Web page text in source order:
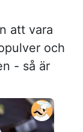
att vara
och
- så är